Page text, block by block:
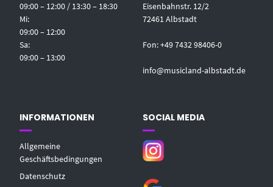
09:00 – 12:00 / 13:30 – 18:30
Mi:
09:00 – 12:00
Sa:
09:00 – 13:00
Eisenbahnstr. 12/2
72461 Albstadt
Fon: +49 7432 98406-0
info@musicland-albstadt.de
INFORMATIONEN
Allgemeine
Geschäftsbedingungen
Datenschutz
SOCIAL MEDIA